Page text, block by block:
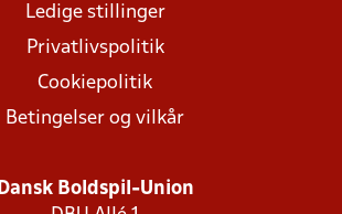
Ledige stillinger
Privatlivspolitik
Cookiepolitik
Betingelser og vilkår
Dansk Boldspil-Union